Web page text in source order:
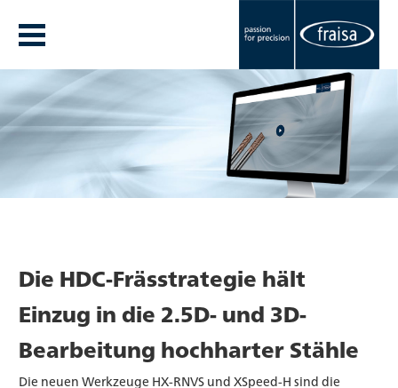
Die HDC-Frässtrategie hält
Einzug in die 2.5D- und 3D-
Bearbeitung hochharter Stähle
Die neuen Werkzeuge HX-RNVS und XSpeed-H sind die